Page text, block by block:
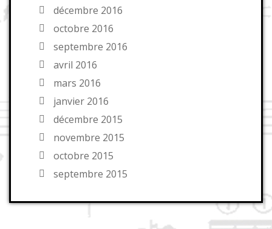
décembre 2016
octobre 2016
septembre 2016
avril 2016
mars 2016
janvier 2016
décembre 2015
novembre 2015
octobre 2015
septembre 2015